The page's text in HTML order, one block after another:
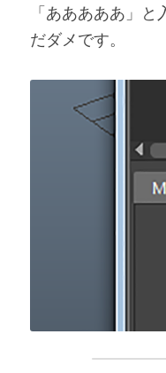
「あああああ」
だダメです。